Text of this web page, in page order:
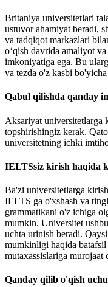
Britaniya universitetlari
ustuvor ahamiyat beradi,
va tadqiqot markazlari
o‘qish davrida amaliyot
imkoniyatiga ega. Bu
va tezda o'z kasbi
Qabul qilishda qanday
Aksariyat
topshirishingiz kerak.
universitetning ichki
IELTSsiz kirish haqida
Ba'zi universitetlarga
IELTS ga o'xshash va
grammatikani o'z ichiga
mumkin. Universitet
uchta urinish beradi.
mumkinligi haqida
mutaxassislariga murojaat
Qanday qilib o'qish